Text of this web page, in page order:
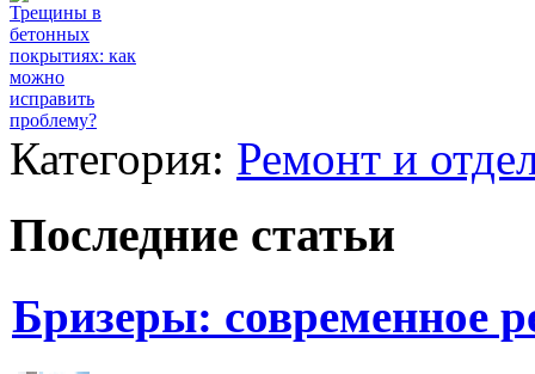
Трещины в
бетонных
покрытиях: как
можно
исправить
проблему?
Категория: Ремонт и
Последние статьи
Бризеры: современное